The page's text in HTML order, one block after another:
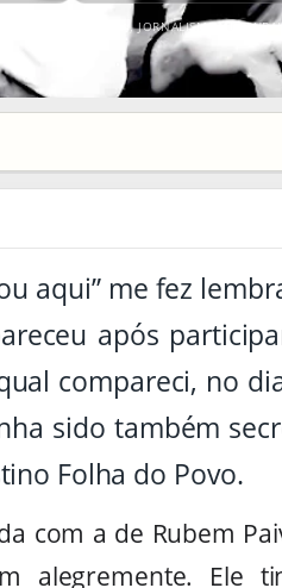
,JORNALISMO
aqui” me fez
após
compareci, no
sido também
Folha do Povo.
com a de Rubem
alegremente. Ele